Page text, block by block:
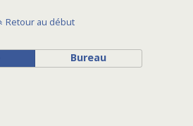
Retour au début
Bureau